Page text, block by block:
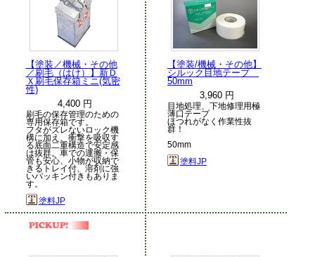
【塗装／機械・その他
／刷毛（はけ）】新Ｄ
Ｘ刷毛保存箱ミニ(気密
性)
4,400 円
刷毛の保存管理のための
専用保存箱です。
フタがズレないロック機
構に加え、衝撃を吸収す
る底面二重構造で安定感
は抜群。車での運搬・保
管も安心、小物が収納で
きるトレイ付、溶剤に強
いパッキン付きもありま
す。
塗料JP
【塗装/機械・その他】
シルック目地テープ
50mm
3,960 円
目地処理、下地修理用極
薄口テープ
ほつれがなく作業性抜
群！
50mm
塗料JP